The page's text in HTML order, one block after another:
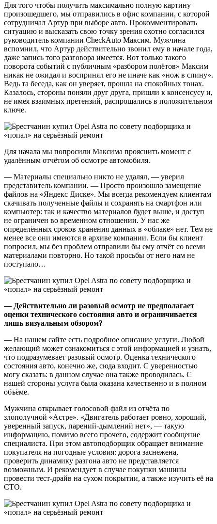
Для того чтобы получить максимально полную картину
произошедшего, мы отправились в офис компании, с которой
сотрудничал Артур при выборе авто. Прокомментировать
ситуацию и высказать свою точку зрения охотно согласился
руководитель компании CheckAuto Максим. Мужчина
вспомнил, что Артур действительно звонил ему в начале года,
даже запись того разговора имеется. Вот только такого
поворота событий с публичным «разбором полётов» Максим
никак не ожидал и воспринял его не иначе как «нож в спину».
Ведь та беседа, как он уверяет, прошла на спокойных тонах.
Казалось, стороны поняли друг друга, пришли к консенсусу и,
не имея взаимных претензий, распрощались в положительном
ключе.
Для начала мы попросили Максима прояснить момент с
удалённым отчётом об осмотре автомобиля.
— Материалы специально никто не удалял, — уверил
представитель компании. — Просто произошло замещение
файлов на «Яндекс Диске». Мы всегда рекомендуем клиентам
скачивать полученные файлы и сохранять на смартфон или
компьютер: так и качество материалов будет выше, и доступ
не ограничен во временном отношении. У нас же
определённых сроков хранения данных в «облаке» нет. Тем не
менее все они имеются в архиве компании. Если бы клиент
попросил, мы без проблем отправили бы ему отчёт со всеми
материалами повторно. Но такой просьбы от него нам не
поступало…
— Действительно ли разовый осмотр не предполагает
оценки технического состояния авто и ограничивается
лишь визуальным обзором?
— На нашем сайте есть подробное описание услуги. Любой
желающий может ознакомиться с этой информацией и узнать,
что подразумевает разовый осмотр. Оценка технического
состояния авто, конечно же, сюда входит. С уверенностью
могу сказать: в данном случае она также проводилась. С
нашей стороны услуга была оказана качественно и в полном
объёме.
Мужчина открывает голосовой файл из отчёта по
злополучной «Астре». «Двигатель работает ровно, хороший,
уверенный запуск, парений-дымлений нет», — такую
информацию, помимо всего прочего, содержит сообщение
специалиста. При этом автоподборщик обращает внимание
покупателя на погодные условия: дорога заснежена,
проверить динамику разгона авто не представляется
возможным. И рекомендует в случае покупки машины
провести тест-драйв на сухом покрытии, а также изучить её на
СТО.